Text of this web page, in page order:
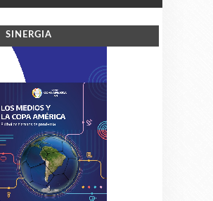
SINERGIA